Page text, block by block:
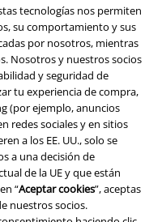
tecnologías nos permiten
su comportamiento y sus
por nosotros, mientras
Nosotros y nuestros socios
y seguridad de
tu experiencia de compra,
(por ejemplo, anuncios
redes sociales y en sitios
a los EE. UU., solo se
a una decisión de
de la UE y que están
“Aceptar cookies”, aceptas
nuestros socios.
al cliente está a tu
hoy disponible de 09:00